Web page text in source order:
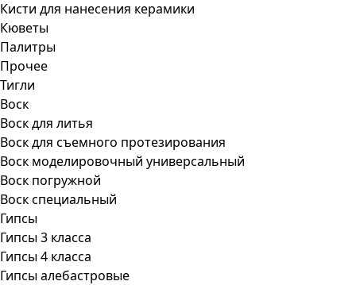
Кисти для нанесения керамики
Кюветы
Палитры
Прочее
Тигли
Воск
Воск для литья
Воск для съемного протезирования
Воск моделировочный универсальный
Воск погружной
Воск специальный
Гипсы
Гипсы 3 класса
Гипсы 4 класса
Гипсы алебастровые